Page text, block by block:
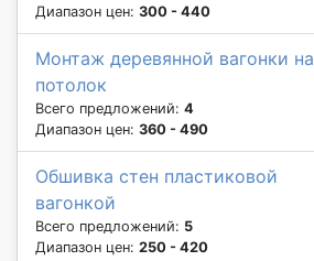
Диапазон цен: 300 - 440
Монтаж деревянной вагонки на
потолок
Всего предложений: 4
Диапазон цен: 360 - 490
Обшивка стен пластиковой
вагонкой
Всего предложений: 5
Диапазон цен: 250 - 420